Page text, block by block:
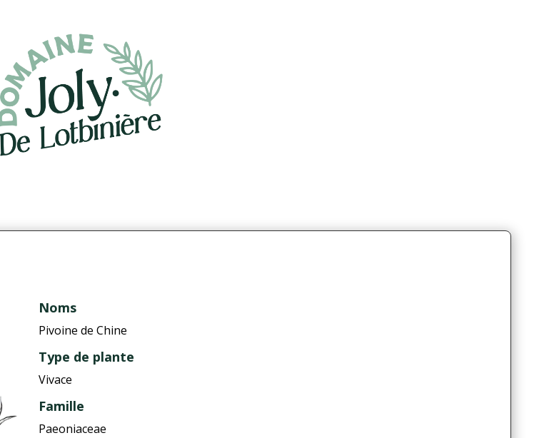
Noms
Pivoine de Chine
Type de plante
Vivace
Famille
Paeoniaceae